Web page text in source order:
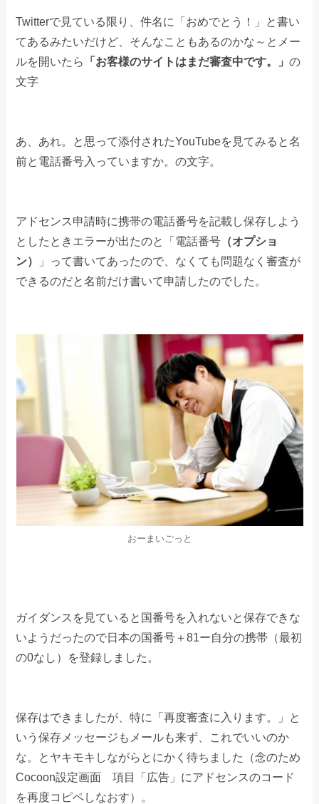
Twitterで見ている限り、件名に「おめでとう！」と書い
てあるみたいだけど、そんなこともあるのかな～とメー
ルを開いたら
「お客様のサイトはまだ審査中です。」の
文字
あ、あれ。と思って添付されたYouTubeを見てみると名
前と電話番号入っていますか。の文字。
アドセンス申請時に携帯の電話番号を記載し保存しよう
としたときエラーが出たのと「電話番号 （オプショ
ン）
」って書いてあったので、なくても問題なく審査が
できるのだと名前だけ書いて申請したのでした。
おーまいごっと
ガイダンスを見ていると国番号を入れないと保存できな
いようだったので日本の国番号＋81ー自分の携帯（最初
の0なし）を登録しました。
保存はできましたが、特に「再度審査に入ります。」と
いう保存メッセージもメールも来ず、これでいいのか
な。とヤキモキしながらとにかく待ちました（念のため
Cocoon設定画面 項目「広告」にアドセンスのコード
を再度コピペしなおす）。